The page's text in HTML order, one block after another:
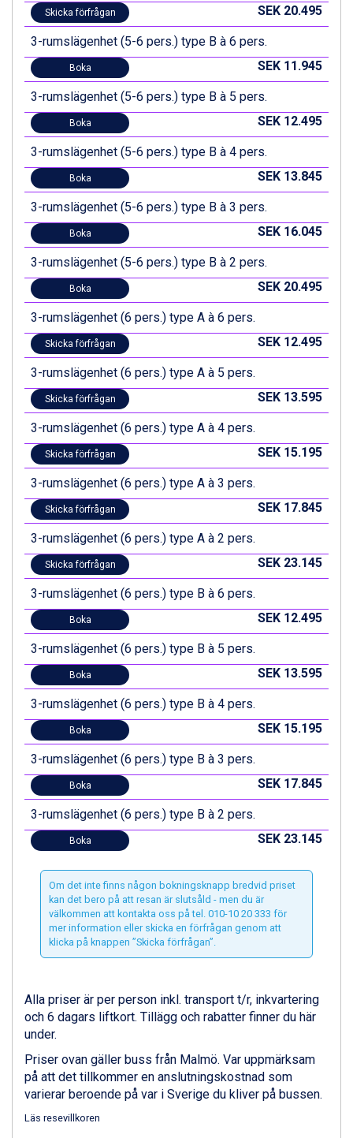
Sestriere från 6.945 kr.
Wagrain från 7.095 kr.
Fieberbrunn från 9.645 kr.
Ischgl från 11.295 kr.
Val Thorens från 8.395 kr.
St. Anton från 11.245 kr.
Zell am See från 6.295 kr.
Canazei från 7.195 kr.
Livigno från 5.595 kr.
Ponte di Legno från 7.395 kr.
Bad Gastein från 6.295 kr.
Sauze dOulx från 6.145 kr.
Alleghe från 8.545 kr.
Arabba från 11.045 kr.
La Thuile från 7.045 kr.
Cervinia från 8.245 kr.
Bad Hofgastein från 8.595 kr.
Passo Tonale från 5.895 kr.
Sölden från 12.995 kr.
Saalbach från 9.445 kr.
Champoluc från 5.945 kr.
Sestriere från 6.945 kr.
Wagrain från 7.095 kr.
Fieberbrunn från 9.645 kr.
Ischgl från 11.295 kr.
Val Thorens från 8.395 kr.
St. Anton från 11.245 kr.
Zell am See från 6.295 kr.
Canazei från 7.195 kr.
Livigno från 5.595 kr.
Ponte di Legno från 7.395 kr.
Bad Gastein från 6.295 kr.
Sauze dOulx från 6.145 kr.
Alleghe från 8.545 kr.
Arabba från 11.045 kr.
La Thuile från 7.045 kr.
Cervinia från 8.245 kr.
Bad Hofgastein från 8.595 kr.
Passo Tonale från 5.895 kr.
Sölden från 12.995 kr.
Saalbach från 9.445 kr.
Champoluc från 5.945 kr.
Sestriere från 6.945 kr.
Wagrain från 7.095 kr.
Fieberbrunn från 9.645 kr.
Ischgl från 11.295 kr.
Val Thorens från 8.395 kr.
St. Anton från 11.245 kr.
Zell am See från 6.295 kr.
Livigno från 5.595 kr.
Ponte di Legno från 7.395 kr.
Bad Gastein från 6.295 kr.
Sauze dOulx från 6.145 kr.
Alleghe från 8.545 kr.
Arabba från 11.045 kr.
Cervinia från 8.245 kr.
Bad Hofgastein från 8.595 kr.
Passo Tonale från 5.895 kr.
Sölden från 12.995 kr.
Saalbach från 9.445 kr.
Champoluc från 5.945 kr.
Sestriere från 6.945 kr.
Wagrain från 7.095 kr.
Skicka förfrågan SEK 20.495
3-rumslägenhet (5-6 pers.) type B à 6 pers.
Boka SEK 11.945
3-rumslägenhet (5-6 pers.) type B à 5 pers.
Boka SEK 12.495
3-rumslägenhet (5-6 pers.) type B à 4 pers.
Boka SEK 13.845
3-rumslägenhet (5-6 pers.) type B à 3 pers.
Boka SEK 16.045
3-rumslägenhet (5-6 pers.) type B à 2 pers.
Boka SEK 20.495
3-rumslägenhet (6 pers.) type A à 6 pers.
Skicka förfrågan SEK 12.495
3-rumslägenhet (6 pers.) type A à 5 pers.
Skicka förfrågan SEK 13.595
3-rumslägenhet (6 pers.) type A à 4 pers.
Skicka förfrågan SEK 15.195
3-rumslägenhet (6 pers.) type A à 3 pers.
Skicka förfrågan SEK 17.845
3-rumslägenhet (6 pers.) type A à 2 pers.
Skicka förfrågan SEK 23.145
3-rumslägenhet (6 pers.) type B à 6 pers.
Boka SEK 12.495
3-rumslägenhet (6 pers.) type B à 5 pers.
Boka SEK 13.595
3-rumslägenhet (6 pers.) type B à 4 pers.
Boka SEK 15.195
3-rumslägenhet (6 pers.) type B à 3 pers.
Boka SEK 17.845
3-rumslägenhet (6 pers.) type B à 2 pers.
Boka SEK 23.145
Om det inte finns någon bokningsknapp bredvid priset
kan det bero på att resan är slutsåld - men du är
välkommen att kontakta oss på tel. 010-10 20 333 för
mer information eller skicka en förfrågan genom att
klicka på knappen ”Skicka förfrågan”.
Alla priser är per person inkl. transport t/r, inkvartering
och 6 dagars liftkort. Tillägg och rabatter finner du här
under.
Priser ovan gäller buss från Malmö. Var uppmärksam
på att det tillkommer en anslutningskostnad som
varierar beroende på var i Sverige du kliver på bussen.
Läs resevillkoren